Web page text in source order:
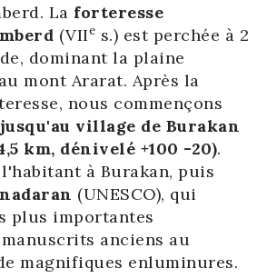
La forteresse
(VIIe s.) est perchée à 2
dominant la plaine
mont Ararat. Après la
nous commençons
village de Burakan
km, dénivelé +100 -20).
à Burakan, puis
(UNESCO), qui
plus importantes
anciens au
magnifiques enluminures.